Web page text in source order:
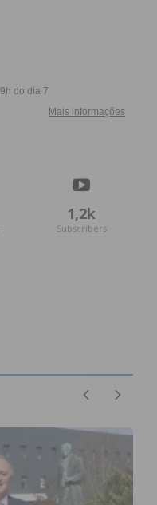
1,2k
Subscribers